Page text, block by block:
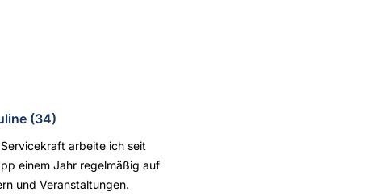
(34)
arbeite ich seit
einem Jahr regelmäßig auf
und Veranstaltungen.